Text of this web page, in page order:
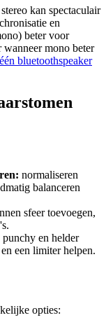
kan spectaculair
en
beter voor
wanneer mono beter
bluetoothspeaker
normaliseren
balanceren
sfeer toevoegen,
en helder
een limiter helpen.
opties: